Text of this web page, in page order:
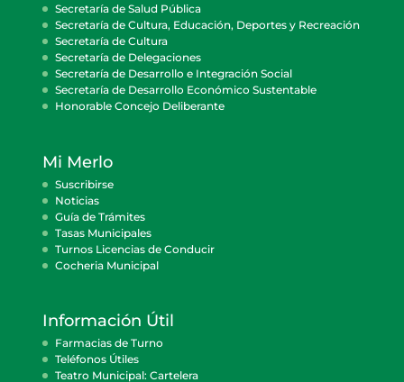
Secretaría de Salud Pública
Secretaría de Cultura, Educación, Deportes y Recreación
Secretaría de Cultura
Secretaría de Delegaciones
Secretaría de Desarrollo e Integración Social
Secretaría de Desarrollo Económico Sustentable
Honorable Concejo Deliberante
Mi Merlo
Suscribirse
Noticias
Guía de Trámites
Tasas Municipales
Turnos Licencias de Conducir
Cocheria Municipal
Información Útil
Farmacias de Turno
Teléfonos Útiles
Teatro Municipal: Cartelera